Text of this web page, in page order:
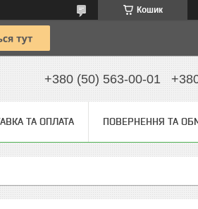
Кошик
+380 (50) 563-00-01
ТА ОПЛАТА ПОВЕРНЕННЯ ТА